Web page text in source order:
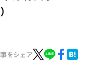
をシェア